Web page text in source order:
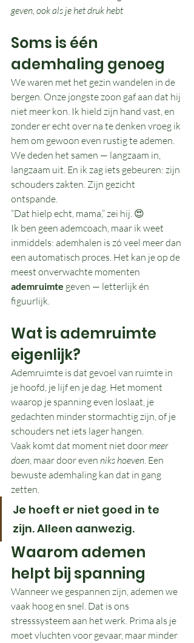
geven, ook als je het druk hebt
Soms is één
ademhaling genoeg
We waren met het gezin wandelen in de
bergen. Onze jongste zoon gaf aan dat hij
niet meer kon. Ik hield zijn hand vast, en
zonder er echt over na te denken vroeg ik
hem om gewoon even rustig te ademen.
We deden het samen — langzaam in,
langzaam uit. En ik zag iets gebeuren: zijn
schouders zakten. Zijn gezicht
ontspande.
“Dat hielp echt, mama,” zei hij. 😍
Ik ben geen ademcoach, maar ik weet
inmiddels: ademhalen is zó veel meer dan
een automatisch proces. Het kan je op de
meest onverwachte momenten
ademruimte geven — letterlijk én
figuurlijk.
Wat is ademruimte
eigenlijk?
Ademruimte is dat gevoel van ruimte in
je hoofd, je lijf en je dag. Het moment
waarop je spanning even loslaat, je
gedachten minder stormachtig zijn, of je
schouders net iets lager hangen.
Vaak komt dat moment niet door meer
doen, maar door even niks hoeven. Een
bewuste ademhaling kan dat in gang
zetten.
Je hoeft er niet goed in te
zijn. Alleen aanwezig.
Waarom ademen
helpt bij spanning
Wanneer we gespannen zijn, ademen we
vaak hoog en snel. Dat is ons
stresssysteem aan het werk. Prima als je
moet vluchten voor gevaar, maar minder